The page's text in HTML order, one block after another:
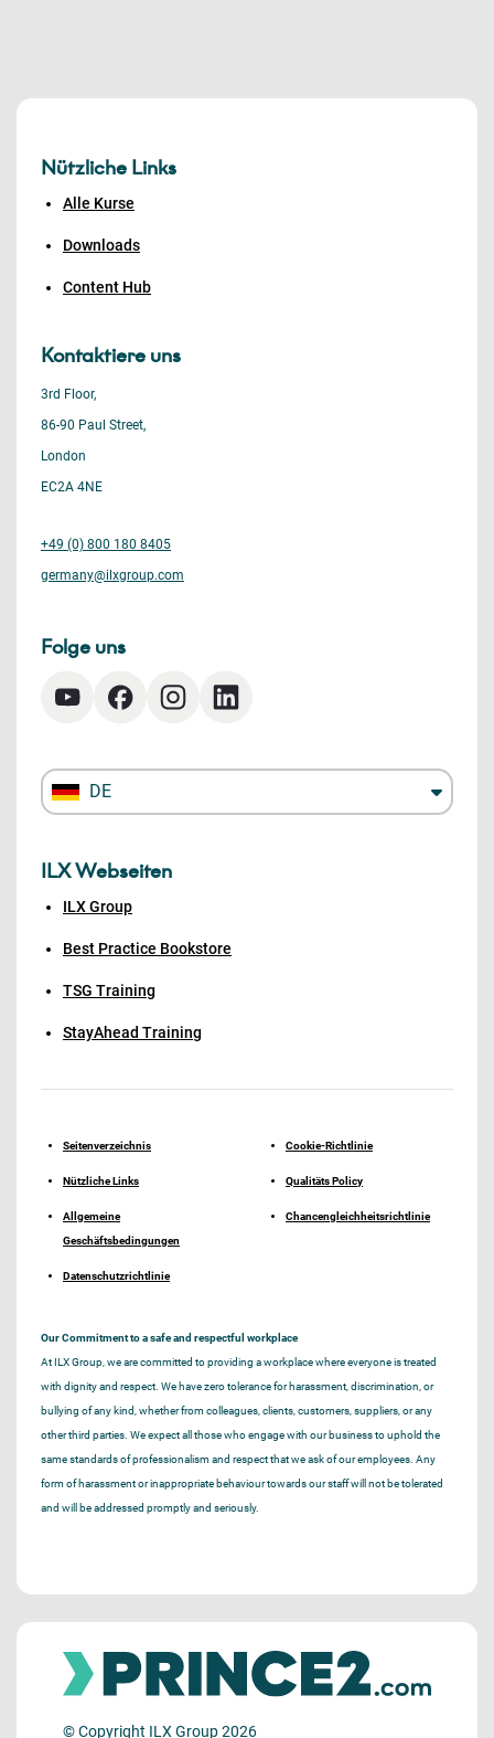
Nützliche Links
Alle Kurse
Downloads
Content Hub
Kontaktiere uns
3rd Floor,
86-90 Paul Street,
London
EC2A 4NE
+49 (0) 800 180 8405
germany@ilxgroup.com
Folge uns
DE
ILX Webseiten
ILX Group
Best Practice Bookstore
TSG Training
StayAhead Training
Seitenverzeichnis
Nützliche Links
Allgemeine
Geschäftsbedingungen
Datenschutzrichtlinie
Cookie-Richtlinie
Qualitäts Policy
Chancengleichheitsrichtlinie
Our Commitment to a safe and respectful workplace
At ILX Group, we are committed to providing a workplace where everyone is treated
with dignity and respect. We have zero tolerance for harassment, discrimination, or
bullying of any kind, whether from colleagues, clients, customers, suppliers, or any
other third parties. We expect all those who engage with our business to uphold the
same standards of professionalism and respect that we ask of our employees. Any
form of harassment or inappropriate behaviour towards our staff will not be tolerated
and will be addressed promptly and seriously.
© Copyright ILX Group 2026